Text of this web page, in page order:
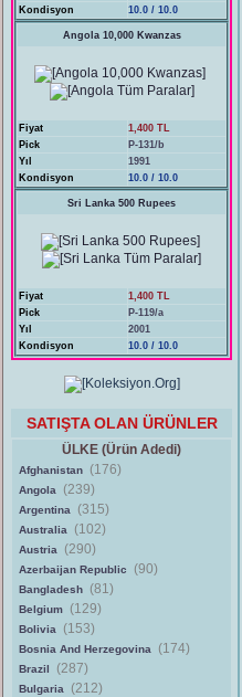
Kondisyon
10.0 / 10.0
Angola 10,000 Kwanzas
Fiyat
1,400 TL
Pick
P-131/b
Yıl
1991
Kondisyon
10.0 / 10.0
Sri Lanka 500 Rupees
Fiyat
1,400 TL
Pick
P-119/a
Yıl
2001
Kondisyon
10.0 / 10.0
SATIŞTA OLAN ÜRÜNLER
ÜLKE (Ürün Adedi)
Afghanistan (176)
Angola (239)
Argentina (315)
Australia (102)
Austria (290)
Azerbaijan Republic (90)
Bangladesh (81)
Belgium (129)
Bolivia (153)
Bosnia And Herzegovina (174)
Brazil (287)
Bulgaria (212)